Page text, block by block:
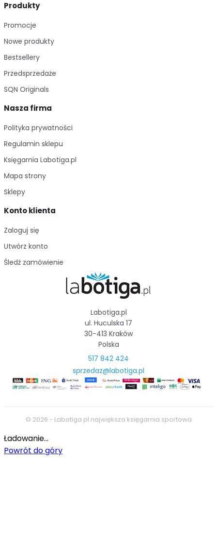
Produkty
Promocje
Nowe produkty
Bestsellery
Przedsprzedaże
SQN Originals
Nasza firma
Polityka prywatności
Regulamin sklepu
Księgarnia Labotiga.pl
Mapa strony
Sklepy
Konto klienta
Zaloguj się
Utwórz konto
Śledź zamówienie
Labotiga.pl
ul. Huculska 17
30-413 Kraków
Polska
517 842 424
sprzedaz@labotiga.pl
© 2026 - Labotiga.pl największa księgarnia sportowa
Ładowanie...
Powrót do góry